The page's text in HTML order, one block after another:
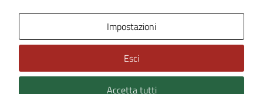
Impostazioni
Esci
Accetta tutti